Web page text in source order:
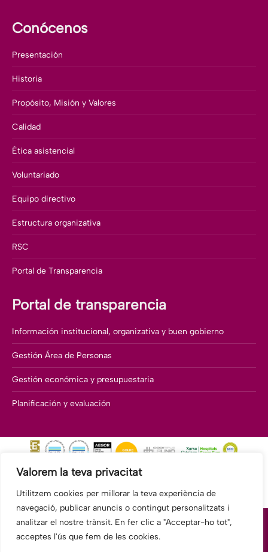
Valorem la teva privacitat
Utilitzem cookies per millorar la teva experiència de
navegació, publicar anuncis o contingut personalitzats i
analitzar el nostre trànsit. En fer clic a "Acceptar-ho tot",
acceptes l'ús que fem de les cookies.
Conócenos
Presentación
Historia
Propósito, Misión y Valores
Calidad
Ética asistencial
Voluntariado
Equipo directivo
Estructura organizativa
RSC
Portal de Transparencia
Portal de transparencia
Información institucional, organizativa y buen gobierno
Gestión Área de Personas
Gestión económica y presupuestaria
Planificación y evaluación